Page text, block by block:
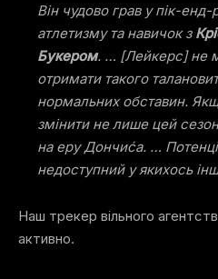
Він чудово грав у пік-
атлетизму та навичок з
Букером. … [Лейкерс] не
отримати такого
нормальних обставин.
змінити не лише цей
на еру Дончиća. …
недоступний у якихось
Наш трекер вільного
активно.